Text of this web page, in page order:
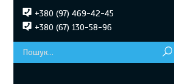
+380 (97) 469-42-45
+380 (67) 130-58-96